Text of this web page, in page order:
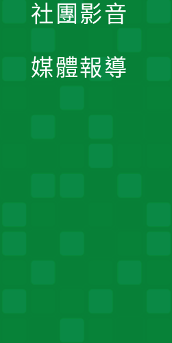
社團影音
媒體報導